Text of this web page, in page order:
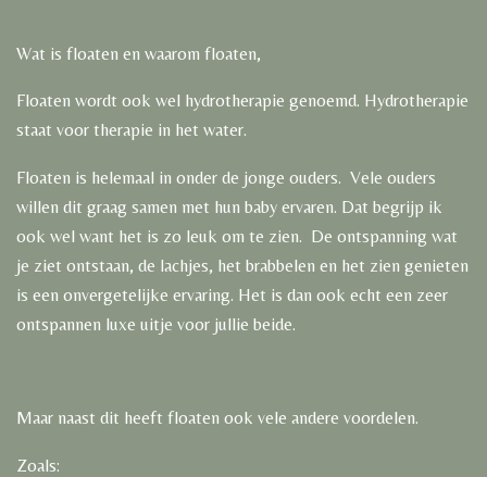
Wat is floaten en waarom floaten,
Floaten wordt ook wel hydrotherapie genoemd. Hydrotherapie
staat voor therapie in het water.
Floaten is helemaal in onder de jonge ouders. Vele ouders
willen dit graag samen met hun baby ervaren. Dat begrijp ik
ook wel want het is zo leuk om te zien. De ontspanning wat
je ziet ontstaan, de lachjes, het brabbelen en het zien genieten
is een onvergetelijke ervaring. Het is dan ook echt een zeer
ontspannen luxe uitje voor jullie beide.
Maar naast dit heeft floaten ook vele andere voordelen.
Zoals: